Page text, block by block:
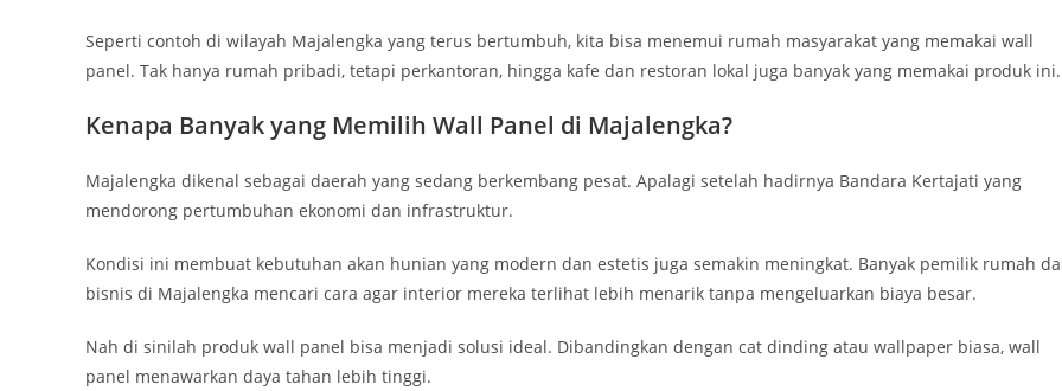
Seperti contoh di wilayah Majalengka yang terus bertumbuh, kita bisa menemui rumah masyarakat yang memakai wall
panel. Tak hanya rumah pribadi, tetapi perkantoran, hingga kafe dan restoran lokal juga banyak yang memakai produk ini.
Kenapa Banyak yang Memilih Wall Panel di Majalengka?
Majalengka dikenal sebagai daerah yang sedang berkembang pesat. Apalagi setelah hadirnya Bandara Kertajati yang
mendorong pertumbuhan ekonomi dan infrastruktur.
Kondisi ini membuat kebutuhan akan hunian yang modern dan estetis juga semakin meningkat. Banyak pemilik rumah
bisnis di Majalengka mencari cara agar interior mereka terlihat lebih menarik tanpa mengeluarkan biaya besar.
Nah di sinilah produk wall panel bisa menjadi solusi ideal. Dibandingkan dengan cat dinding atau wallpaper biasa, wall
panel menawarkan daya tahan lebih tinggi.